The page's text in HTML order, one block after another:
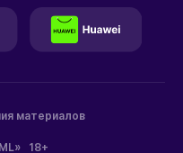
18+
материалов